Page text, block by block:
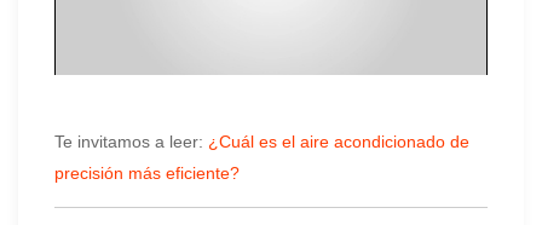
Te invitamos a leer: ¿Cuál es el aire acondicionado de
precisión más eficiente?